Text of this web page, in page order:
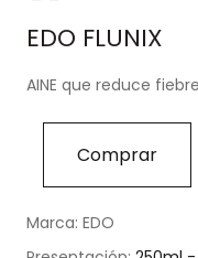
EDO FLUNIX
AINE que reduce
Comprar
Marca: EDO